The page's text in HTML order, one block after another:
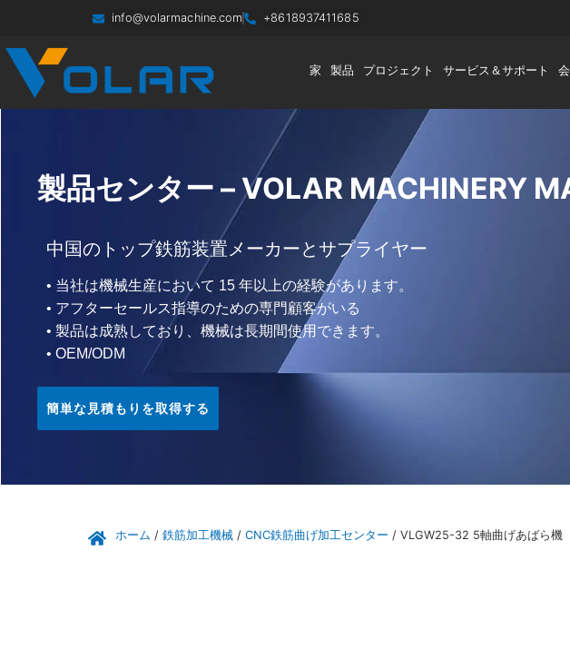
info@volarmachine.com +8618937411685
家 製品 プロジェクト サービス＆サポート
製品センター – VOLAR MACHINERY
中国のトップ鉄筋装置メーカーとサプライヤー
• 当社は機械生産において 15 年以上の経験があります。
• アフターセールス指導のための専門顧客がいる
• 製品は成熟しており、機械は長期間使用できます。
• OEM/ODM
簡単な見積もりを取得する
ホーム / 鉄筋加工機械 / CNC鉄筋曲げ加工センター / VLGW25-32 5軸曲げあばら機